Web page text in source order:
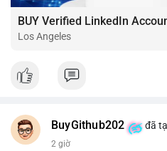
BUY Verified LinkedIn
Los Angeles
BuyGithub202 đã
2 giờ